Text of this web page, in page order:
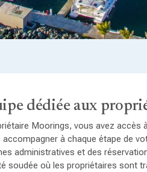
dédiée aux
Moorings, vous avez accès
accompagner à chaque étape de
administratives et des
soudée où les propriétaires sont